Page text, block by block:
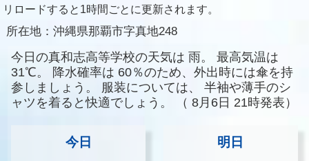
リロードすると1時間ごとに更新されます。
所在地： 沖縄県那覇市字真地248
今日の真和志高等学校の天気は 雨。
最高気温は
31℃。
降水確率は 60％のため、外出時には傘を持
参しましょう。
服装については、
半袖や薄手のシ
ャツを着ると快適でしょう。
（ 8月6日 21時発表）
今日 明日